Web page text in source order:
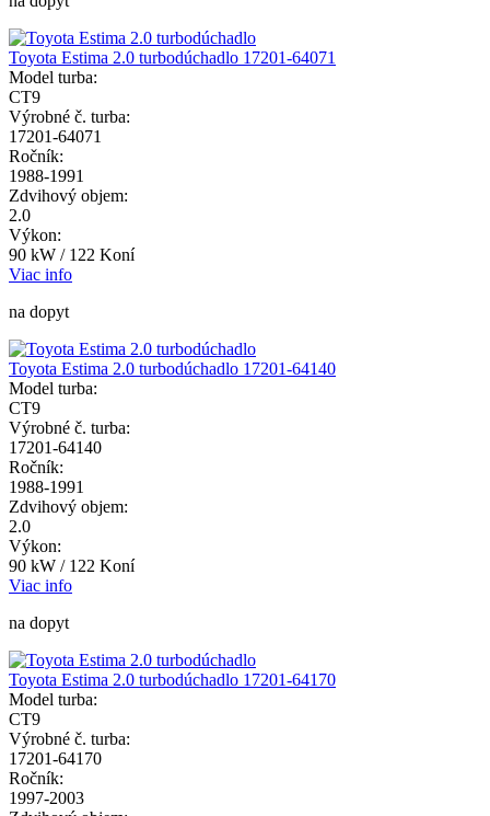
Toyota Estima 2.0 turbodúchadlo 17201-64071
Model turba:
CT9
Výrobné č. turba:
17201-64071
Ročník:
1988-1991
Zdvihový objem:
2.0
Výkon:
90 kW / 122 Koní
Viac info
na dopyt
Toyota Estima 2.0 turbodúchadlo 17201-64140
Model turba:
CT9
Výrobné č. turba:
17201-64140
Ročník:
1988-1991
Zdvihový objem:
2.0
Výkon:
90 kW / 122 Koní
Viac info
na dopyt
Toyota Estima 2.0 turbodúchadlo 17201-64170
Model turba:
CT9
Výrobné č. turba:
17201-64170
Ročník:
1997-2003